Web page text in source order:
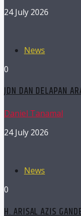
24 July 2026
News
0
JDN DAN DELAPAN
Daniel Tanamal
24 July 2026
News
0
H. ARISAL AZIS